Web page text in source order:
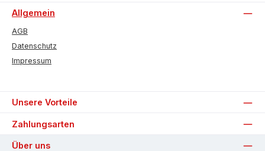
Allgemein
AGB
Datenschutz
Impressum
Unsere Vorteile
Zahlungsarten
Über uns